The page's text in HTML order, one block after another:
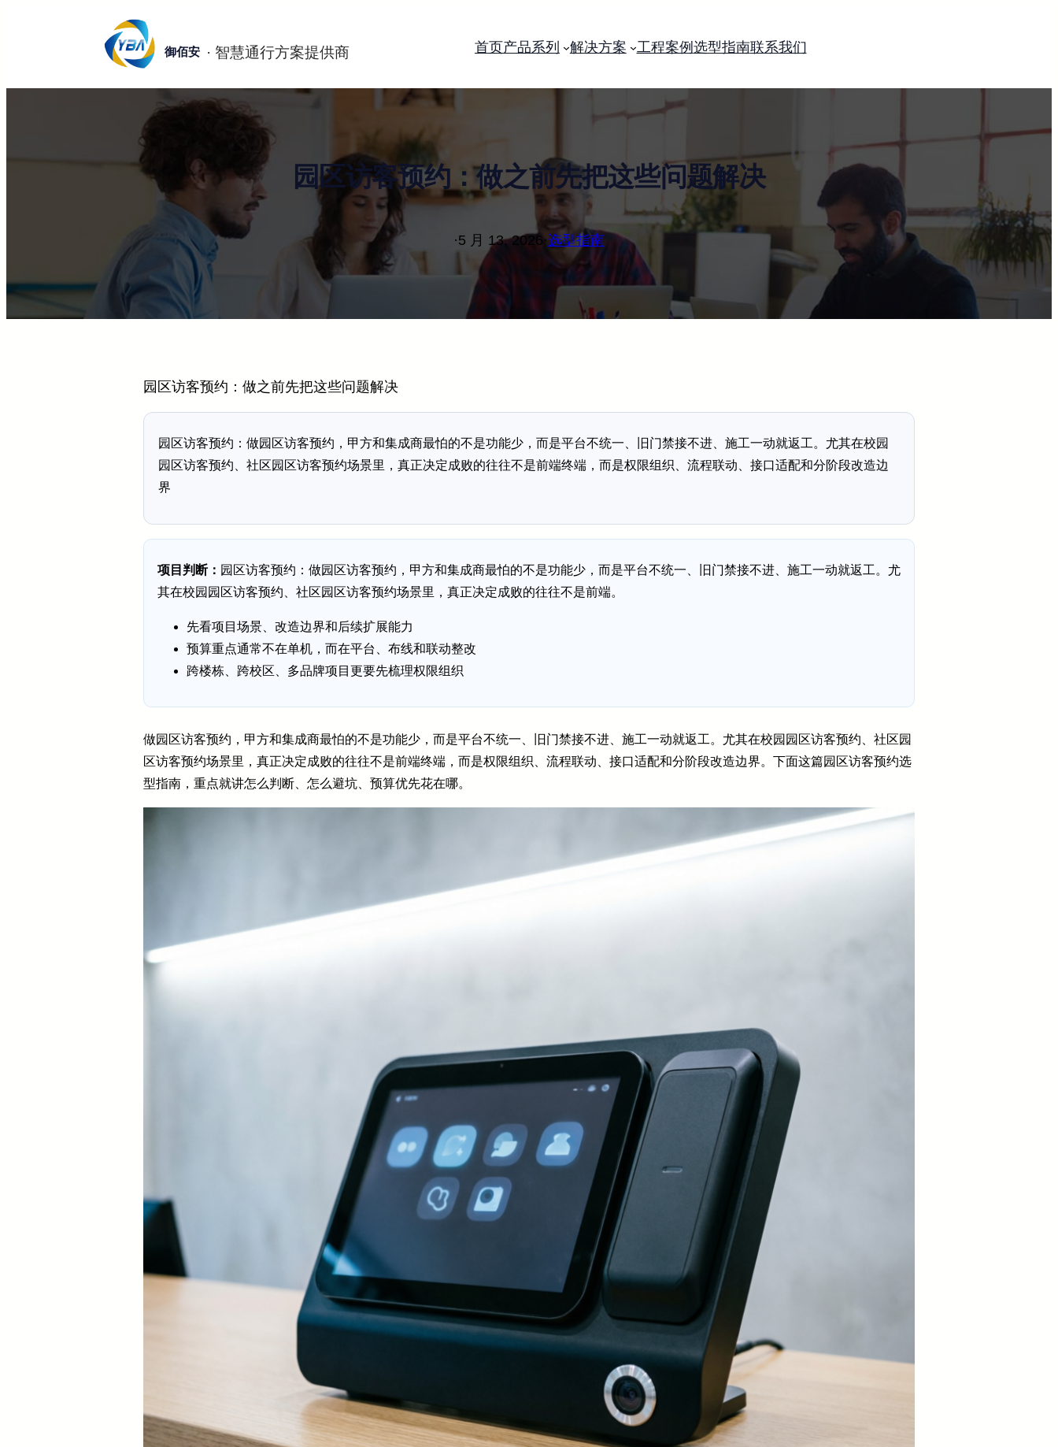
御佰安 首页产品系列 解决方案 工程案例 选型指南联系我们
园区访客预约：做之前先把这些问题解决
·5 月 13, 2026·选型指南
园区访客预约：做之前先把这些问题解决
园区访客预约：做园区访客预约，甲方和集成商最怕的不是功能少，而是平台不统一、旧门禁接不进、施工一动就返工。尤其在校园
园区访客预约、社区园区访客预约场景里，真正决定成败的往往不是前端终端，而是权限组织、流程联动、接口适配和分阶段改造边
界
项目判断： 园区访客预约：做园区访客预约，甲方和集成商最怕的不是功能少，而是平台不统一、旧门禁接不进、施工一动就返工。尤
其在校园园区访客预约、社区园区访客预约场景里，真正决定成败的往往不是前端。
先看项目场景、改造边界和后续扩展能力
预算重点通常不在单机，而在平台、布线和联动整改
跨楼栋、跨校区、多品牌项目更要先梳理权限组织
做园区访客预约，甲方和集成商最怕的不是功能少，而是平台不统一、旧门禁接不进、施工一动就返工。尤其在校园园区访客预约、社区园
区访客预约场景里，真正决定成败的往往不是前端终端，而是权限组织、流程联动、接口适配和分阶段改造边界。下面这篇园区访客预约选
型指南，重点就讲怎么判断、怎么避坑、预算优先花在哪。